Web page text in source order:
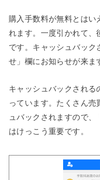
購入手数料が無料とは
れます。一度引かれて
です。キャッシュバック
せ」欄にお知らせが来ま
キャッシュバックされる
っています。たくさん
ュバックされますので
はけっこう重要です。